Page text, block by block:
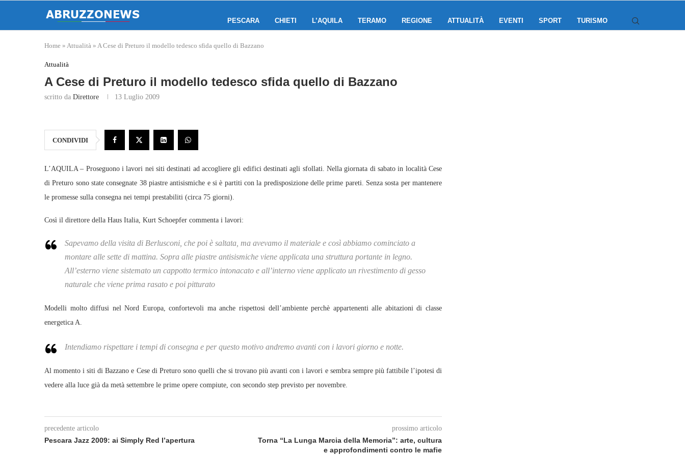
PESCARA CHIETI L’AQUILA TERAMO REGIONE ATTUALITÀ EVENTI SPORT TURISMO
Home » Attualità » A Cese di Preturo il modello tedesco sfida quello di Bazzano
Attualità
A Cese di Preturo il modello tedesco sfida quello di Bazzano
scritto da Direttore 13 Luglio 2009
CONDIVIDI
L’AQUILA – Proseguono i lavori nei siti destinati ad accogliere gli edifici destinati agli sfollati. Nella giornata di sabato in località Cese
di Preturo sono state consegnate 38 piastre antisismiche e si è partiti con la predisposizione delle prime pareti. Senza sosta per mantenere
le promesse sulla consegna nei tempi prestabiliti (circa 75 giorni).
Così il direttore della Haus Italia, Kurt Schoepfer commenta i lavori:
Sapevamo della visita di Berlusconi, che poi è saltata, ma avevamo il materiale e così abbiamo cominciato a
montare alle sette di mattina. Sopra alle piastre antisismiche viene applicata una struttura portante in legno.
All’esterno viene sistemato un cappotto termico intonacato e all’interno viene applicato un rivestimento di gesso
naturale che viene prima rasato e poi pitturato
Modelli molto diffusi nel Nord Europa, confortevoli ma anche rispettosi dell’ambiente perchè appartenenti alle abitazioni di classe
energetica A.
Intendiamo rispettare i tempi di consegna e per questo motivo andremo avanti con i lavori giorno e notte.
Al momento i siti di Bazzano e Cese di Preturo sono quelli che si trovano più avanti con i lavori e sembra sempre più fattibile l’ipotesi di
vedere alla luce già da metà settembre le prime opere compiute, con secondo step previsto per novembre.
precedente articolo
Pescara Jazz 2009: ai Simply Red l’apertura
prossimo articolo
Torna “La Lunga Marcia della Memoria”: arte, cultura
e approfondimenti contro le mafie